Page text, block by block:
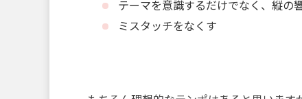
テーマを意識するだけでなく、縦の
ミスタッチをなくす